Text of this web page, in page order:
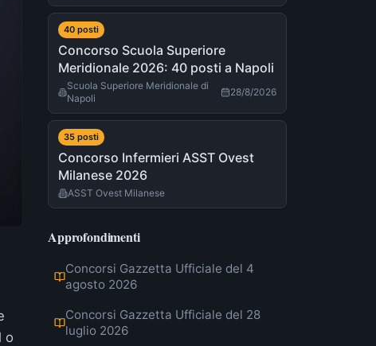
o
40 posti
Concorso Scuola Superiore
Meridionale 2026: 40 posti a Napoli
Scuola Superiore Meridionale di
Napoli
28/8/2026
35 posti
Concorso Infermieri ASST Ovest
Milanese 2026
ASST Ovest Milanese
Approfondimenti
Concorsi Gazzetta Ufficiale del 4
agosto 2026
Concorsi Gazzetta Ufficiale del 28
luglio 2026